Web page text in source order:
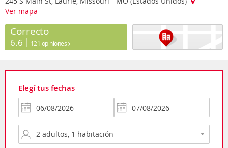
Ver mapa
Correcto
6.6 121 opiniones
Elegí tus fechas